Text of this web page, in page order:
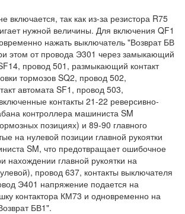
включается, так как из-за резистора R75
нужной величины. Для включения QF1
нажать выключатель "Возврат БВ
этом от провода Э301 через замыкающий
провод 501, размыкающий контакт
тормозов SQ2, провод 502,
автомата SF1, провод 503,
контакты 21-22 реверсивно-
контроллера машиниста SM
позициях) и 89-90 главного
на нулевой позиции главной рукоятки
SM, что предотвращает ошибочное
нахождении главной рукоятки на
провод 637, контакты выключателя
Э401 напряжение подается на
контактора КМ73 и одновременно на
БВ1".